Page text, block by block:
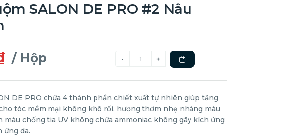
SALON DE PRO #2 Nâu
/ Hộp
DE PRO chứa 4 thành phần chiết xuất tự nhiên giúp tăng
tóc mềm mại không khô rối, hương thơm nhẹ nhàng màu
màu chống tia UV không chứa ammoniac không gây kích ứng
ứng da.